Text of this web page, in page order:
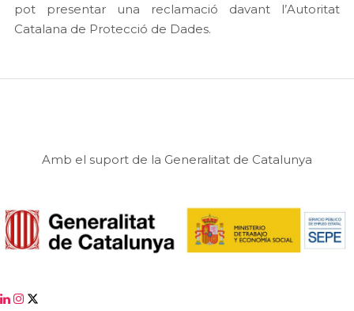
pot presentar una reclamació davant l’Autoritat
Catalana de Protecció de Dades.
Amb el suport de la Generalitat de Catalunya